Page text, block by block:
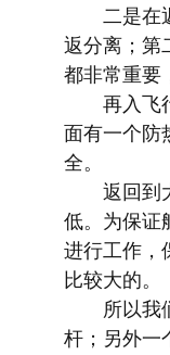
二是在返
返分离；第
都非常重要
再入飞行
面有一个防
全。
返回到大
低。为保证
进行工作，
比较大的。
所以我们
杆；另外一